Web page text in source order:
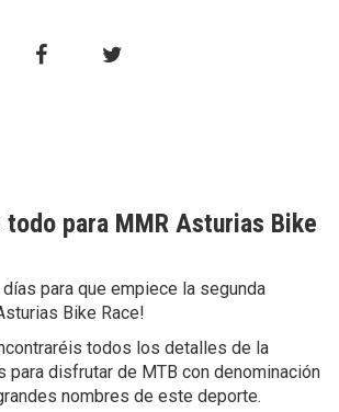
para MMR Asturias Bike
días para que empiece la segunda
Bike Race!
todos los detalles de la
para disfrutar de MTB con denominación
nombres de este deporte.